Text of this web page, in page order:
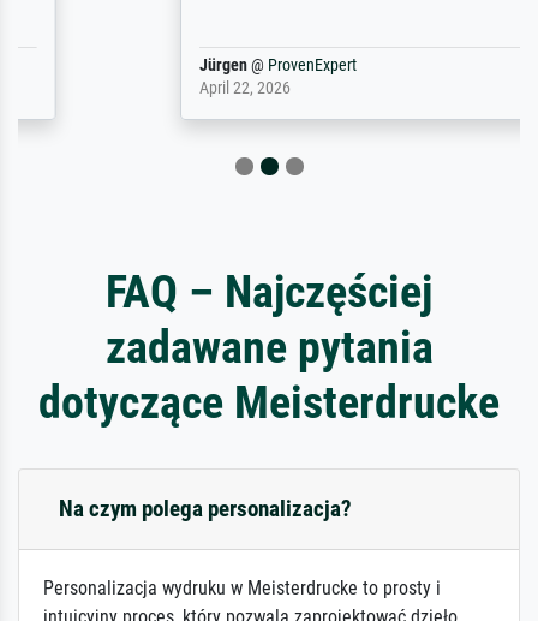
ProvenExpert
FAQ – Najczęściej
zadawane pytania
dotyczące Meisterdrucke
Na czym polega personalizacja?
Personalizacja wydruku w Meisterdrucke to prosty i